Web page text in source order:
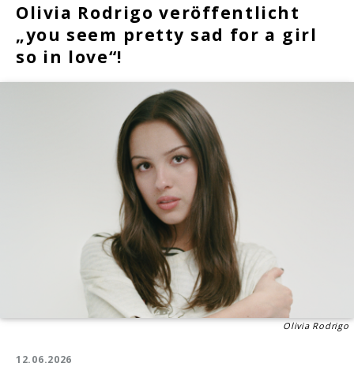
Olivia Rodrigo veröffentlicht
„you seem pretty sad for a girl
so in love“!
Olivia Rodrigo
12.06.2026